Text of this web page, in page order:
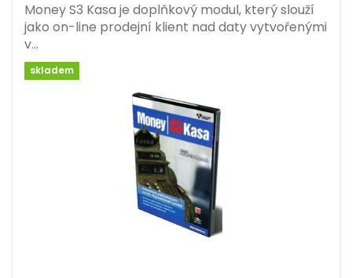
Money S3 Kasa je doplňkový modul, který slouží
jako on-line prodejní klient nad daty vytvořenými
v…
skladem